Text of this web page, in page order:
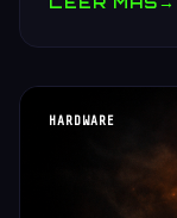
HARDWARE